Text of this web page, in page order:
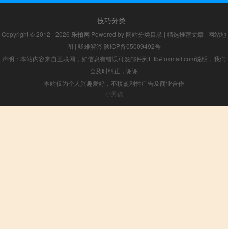
技巧分类
Copyright © 2012 - 2026 乐拍网 Powered by 网站分类目录 | 精选推荐文章 | 网站地
图 | 疑难解答 陕ICP备05009492号
声明：本站内容来自互联网，如信息有错误可发邮件到f_fb#foxmail.com说明，我们
会及时纠正，谢谢
本站仅为个人兴趣爱好，不接盈利性广告及商业合作
小男孩